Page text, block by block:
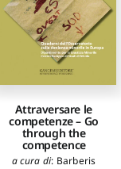
Attraversare le
competenze – Go
through the
competence
a cura di: Barberis